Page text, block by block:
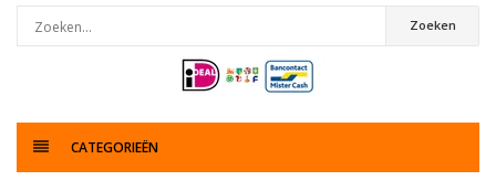
Zoeken
CATEGORIEËN